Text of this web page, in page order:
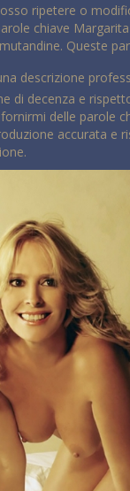
ripetere o
chiave
Queste
descrizione
di decenza e
delle parole
accurata e